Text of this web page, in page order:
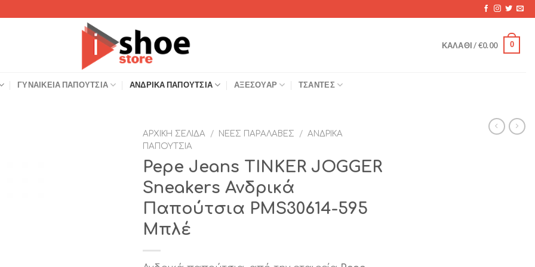
ΚΑΛΆΘΙ /€0.00 0
ΓΥΝΑΙΚΕΊΑ ΠΑΠΟΎΤΣΙΑ ΑΝΔΡΙΚΆ ΠΑΠΟΎΤΣΙΑ ΑΞΕΣΟΥΆΡ ΤΣΆΝΤΕΣ
ΑΡΧΙΚΉ ΣΕΛΊΔΑ / ΝΈΕΣ ΠΑΡΑΛΑΒΈΣ / ΑΝΔΡΙΚΆ
ΠΑΠΟΎΤΣΙΑ
Pepe Jeans TINKER JOGGER
Sneakers Ανδρικά
Παπούτσια PMS30614-595
Μπλέ